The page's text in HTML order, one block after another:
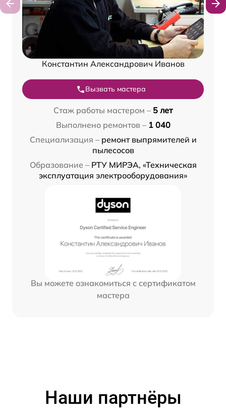
Константин Александрович Иванов
Вызвать мастера
Стаж работы мастером – 5 лет
Выполнено ремонтов – 1 040
Специализация – ремонт выпрямителей и
пылесосов
Образование – РТУ МИРЭА, «Техническая
эксплуатация электрооборудования»
Вы можете ознакомиться с сертификатом
мастера
Наши партнёры